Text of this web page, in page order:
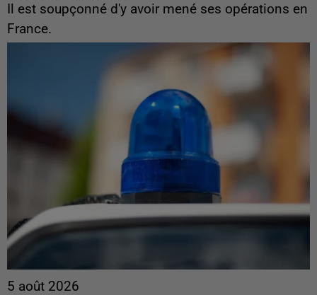
Il est soupçonné d'y avoir mené ses opérations en
France.
5 août 2026